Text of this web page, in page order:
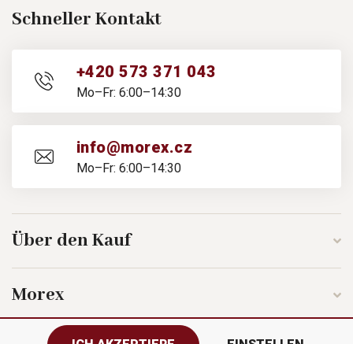
Schneller Kontakt
+420 573 371 043
Mo–Fr: 6:00–14:30
info@morex.cz
Mo–Fr: 6:00–14:30
Über den Kauf
Morex